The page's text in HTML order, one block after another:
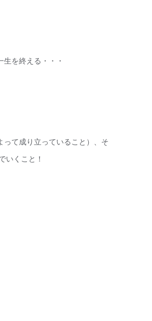
を終える・・・
て成り立っていること）、そ
いくこと！